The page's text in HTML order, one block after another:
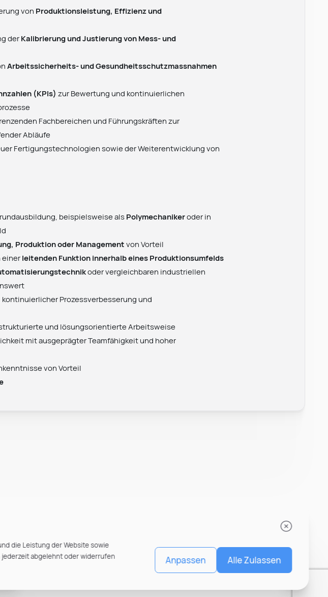
von Produktionsleistung, Effizienz und
der Kalibrierung und Justierung von Mess- und
Arbeitssicherheits- und Gesundheitsschutzmassnahmen
(KPIs) zur Bewertung und kontinuierlichen
Fachbereichen und Führungskräften zur
Abläufe
Fertigungstechnologien sowie der Weiterentwicklung von
beispielsweise als Polymechanikeroder in
Produktion oder Managementvon Vorteil
einer leitenden Funktion innerhalb eines Produktionsumfelds
oder vergleichbaren industriellen
, kontinuierlicher Prozessverbesserung und
und lösungsorientierte Arbeitsweise
mit ausgeprägter Teamfähigkeit und hoher
von Vorteil
die Leistung der Website sowie
abgelehnt oder widerrufen
Anpassen Alle Zulassen